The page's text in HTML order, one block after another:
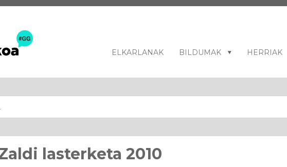
ELKARLANAK BILDUMAK HERRIAK
lasterketa 2010